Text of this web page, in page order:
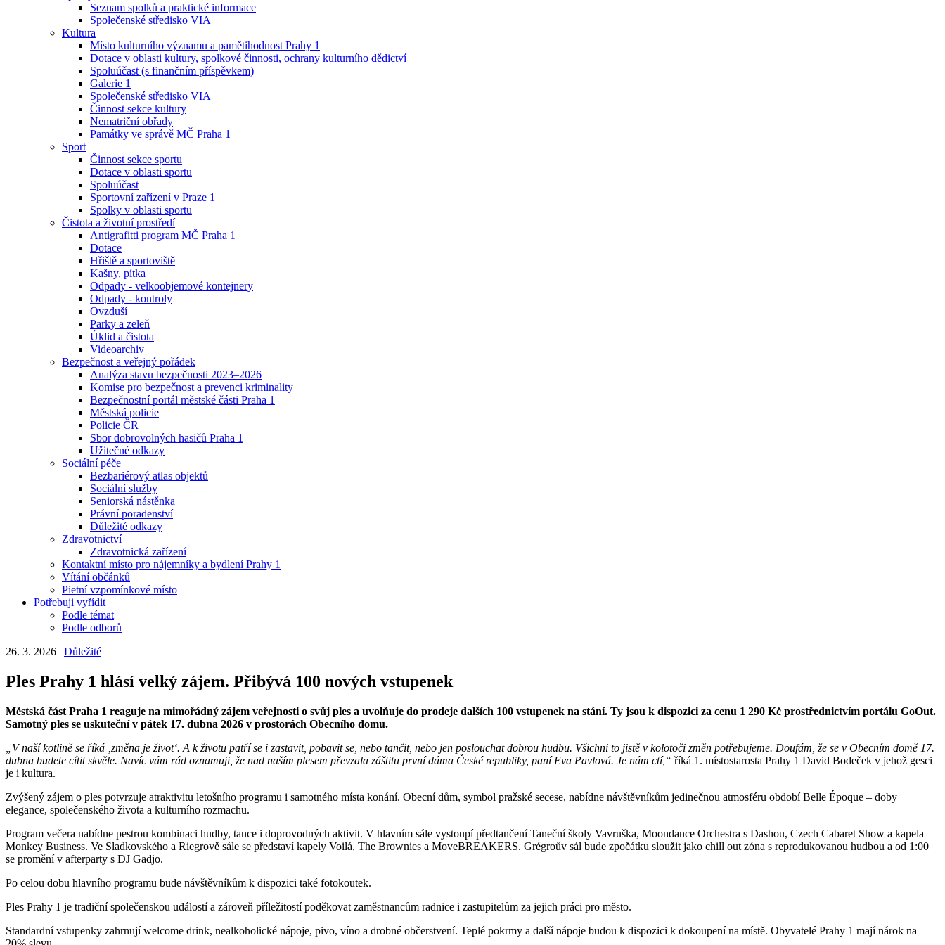
Seznam spolků a praktické informace
Společenské středisko VIA
Kultura
Místo kulturního významu a pamětihodnost Prahy 1
Dotace v oblasti kultury, spolkové činnosti, ochrany kulturního dědictví
Spoluúčast (s finančním příspěvkem)
Galerie 1
Společenské středisko VIA
Činnost sekce kultury
Nematriční obřady
Památky ve správě MČ Praha 1
Sport
Činnost sekce sportu
Dotace v oblasti sportu
Spoluúčast
Sportovní zařízení v Praze 1
Spolky v oblasti sportu
Čistota a životní prostředí
Antigrafitti program MČ Praha 1
Dotace
Hřiště a sportoviště
Kašny, pítka
Odpady - velkoobjemové kontejnery
Odpady - kontroly
Ovzduší
Parky a zeleň
Úklid a čistota
Videoarchiv
Bezpečnost a veřejný pořádek
Analýza stavu bezpečnosti 2023–2026
Komise pro bezpečnost a prevenci kriminality
Bezpečnostní portál městské části Praha 1
Městská policie
Policie ČR
Sbor dobrovolných hasičů Praha 1
Užitečné odkazy
Sociální péče
Bezbariérový atlas objektů
Sociální služby
Seniorská nástěnka
Právní poradenství
Důležité odkazy
Zdravotnictví
Zdravotnická zařízení
Kontaktní místo pro nájemníky a bydlení Prahy 1
Vítání občánků
Pietní vzpomínkové místo
Potřebuji vyřídit
Podle témat
Podle odborů
26. 3. 2026 | Důležité
Ples Prahy 1 hlásí velký zájem. Přibývá 100 nových vstupenek
Městská část Praha 1 reaguje na mimořádný zájem veřejnosti o svůj ples a uvolňuje do prodeje dalších 100 vstupenek na stání. Ty jsou k dispozici za cenu 1 290 Kč prostřednictvím portálu GoOut.
Samotný ples se uskuteční v pátek 17. dubna 2026 v prostorách Obecního domu.
„V naší kotlině se říká ‚změna je život‘. A k životu patří se i zastavit, pobavit se, nebo tančit, nebo jen poslouchat dobrou hudbu. Všichni to jistě v kolotoči změn potřebujeme. Doufám, že se v Obecním domě 17.
dubna budete cítit skvěle. Navíc vám rád oznamuji, že nad naším plesem převzala záštitu první dáma České republiky, paní Eva Pavlová. Je nám ctí,“ říká 1. místostarosta Prahy 1 David Bodeček v jehož gesci
je i kultura.
Zvýšený zájem o ples potvrzuje atraktivitu letošního programu i samotného místa konání. Obecní dům, symbol pražské secese, nabídne návštěvníkům jedinečnou atmosféru období Belle Époque – doby
elegance, společenského života a kulturního rozmachu.
Program večera nabídne pestrou kombinaci hudby, tance i doprovodných aktivit. V hlavním sále vystoupí předtančení Taneční školy Vavruška, Moondance Orchestra s Dashou, Czech Cabaret Show a kapela
Monkey Business. Ve Sladkovského a Riegrově sále se představí kapely Voilá, The Brownies a MoveBREAKERS. Grégroův sál bude zpočátku sloužit jako chill out zóna s reprodukovanou hudbou a od 1:00
se promění v afterparty s DJ Gadjo.
Po celou dobu hlavního programu bude návštěvníkům k dispozici také fotokoutek.
Ples Prahy 1 je tradiční společenskou událostí a zároveň příležitostí poděkovat zaměstnancům radnice i zastupitelům za jejich práci pro město.
Standardní vstupenky zahrnují welcome drink, nealkoholické nápoje, pivo, víno a drobné občerstvení. Teplé pokrmy a další nápoje budou k dispozici k dokoupení na místě. Obyvatelé Prahy 1 mají nárok na